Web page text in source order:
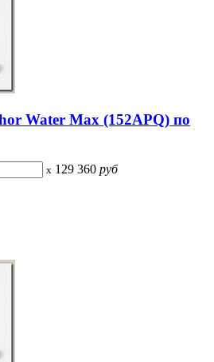
Water Мах (152APQ) по
x 129 360 руб